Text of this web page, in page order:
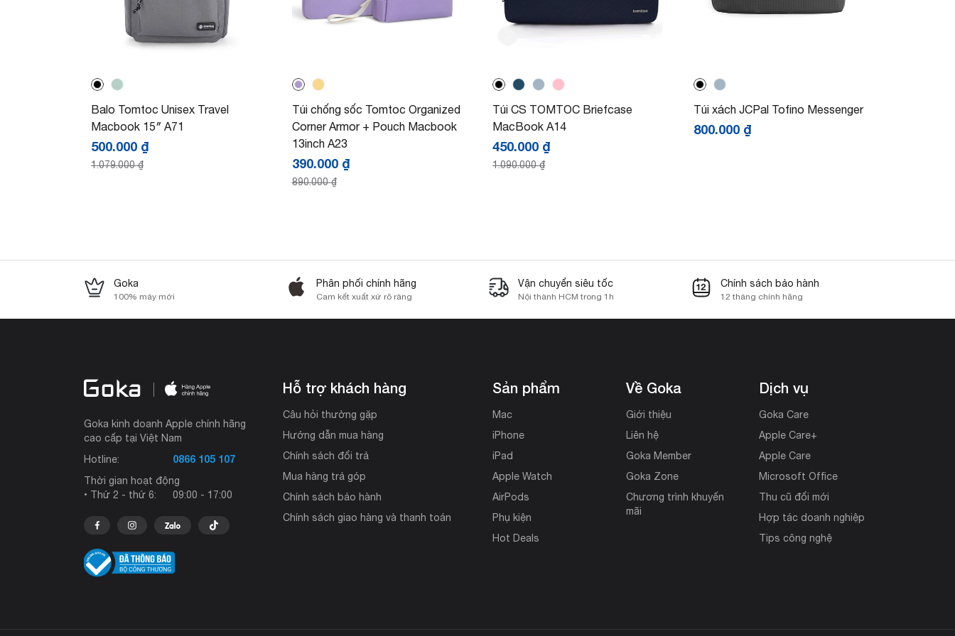
Balo Tomtoc Unisex Travel
Macbook 15″ A71
500.000 ₫
1.079.000₫
Túi chống sốc Tomtoc Organized
Corner Armor + Pouch Macbook
13inch A23
390.000 ₫
890.000₫
Túi CS TOMTOC Briefcase
MacBook A14
450.000 ₫
1.090.000₫
Túi xách JCPal Tofino Messenger
800.000 ₫
Goka
100% máy mới
Phân phối chính hãng
Cam kết xuất xứ rõ ràng
Vận chuyển siêu tốc
Nội thành HCM trong 1h
Chính sách bảo hành
12 tháng chính hãng
Goka kinh doanh Apple chính hãng
cao cấp tại Việt Nam
Hotline:
0866 105 107
Thời gian hoạt động
• Thứ 2 - thứ 6:
09:00 - 17:00
Hỗ trợ khách hàng
Câu hỏi thường gặp
Hướng dẫn mua hàng
Chính sách đổi trả
Mua hàng trả góp
Chính sách bảo hành
Chính sách giao hàng và thanh toán
Sản phẩm
Mac
iPhone
iPad
Apple Watch
AirPods
Phụ kiện
Hot Deals
Về Goka
Giới thiệu
Liên hệ
Goka Member
Goka Zone
Chương trình khuyến
mãi
Dịch vụ
Goka Care
Apple Care+
Apple Care
Microsoft Office
Thu cũ đổi mới
Hợp tác doanh nghiệp
Tips công nghệ